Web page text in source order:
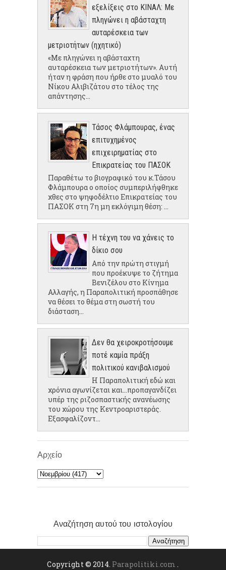
εξελίξεις στο ΚΙΝΑΛ: Με
πληγώνει η αβάσταχτη
αυταρέσκεια των
μετριοτήτων (ηχητικό)
«Με πληγώνει η αβάσταχτη
αυταρέσκεια των μετριοτήτων». Αυτή
ήταν η φράση που ήρθε στο μυαλό του
Νίκου Αλιβιζάτου στο τέλος της
απάντησης...
Τάσος Φλάμπουρας, ένας
επιτυχημένος
επιχειρηματίας στο
Επικρατείας του ΠΑΣΟΚ
Παραθέτω το βιογραφικό του κ.Τάσου
Φλάμπουρα ο οποίος συμπεριλήφθηκε
χθες στο ψηφοδέλτιο Επικρατείας του
ΠΑΣΟΚ στη 7η μη εκλόγιμη θέση: ...
Η τέχνη του να χάνεις το
δίκιο σου
Από την πρώτη στιγμή
που προέκυψε το ζήτημα
Βενιζέλου στο Κίνημα
Αλλαγής, η Παραπολιτική προσπάθησε
να θέσει το θέμα στη σωστή του
διάσταση...
Δεν θα χειροκροτήσουμε
ποτέ καμία πράξη
πολιτικού κανιβαλισμού
Η Παραπολιτική εδώ και
χρόνια αγωνίζεται και...προπαγανδίζει
υπέρ της ριζοσπαστικής ανανέωσης
του χώρου της Κεντροαριστεράς.
Εξασφαλίζοντ...
Αρχείο
Αναζήτηση αυτού του ιστολογίου
Copyright © 2014. Parapolitiki.com .